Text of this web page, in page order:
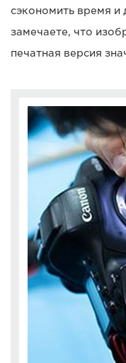
сэкономить время и
замечаете, что
печатная версия